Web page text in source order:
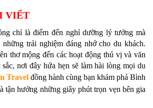
VIẾT
chỉ là điểm đến nghỉ dưỡng lý tưởng mà
trải nghiệm đáng nhớ cho du khách.
thơ mộng đến các hoạt động thú vị và văn
nơi đây hứa hẹn sẽ làm hài lòng mọi du
Travel đồng hành cùng bạn khám phá Bình
tận hưởng những giây phút trọn vẹn bên gia